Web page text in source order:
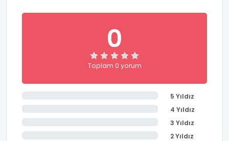
0
Toplam 0 yorum
5 Yıldız
4 Yıldız
3 Yıldız
2 Yıldız